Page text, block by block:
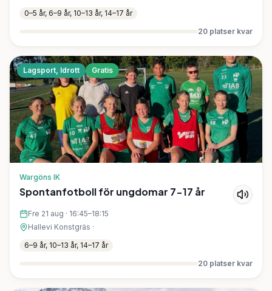
0–5 år, 6–9 år, 10–13 år, 14–17 år
20 platser kvar
Lagsport, Idrott Gratis
Wargöns IK
Spontanfotboll för ungdomar 7-17 år
Fre 21 aug · 16:45–18:15
Hallevi Konstgräs ·
6–9 år, 10–13 år, 14–17 år
20 platser kvar